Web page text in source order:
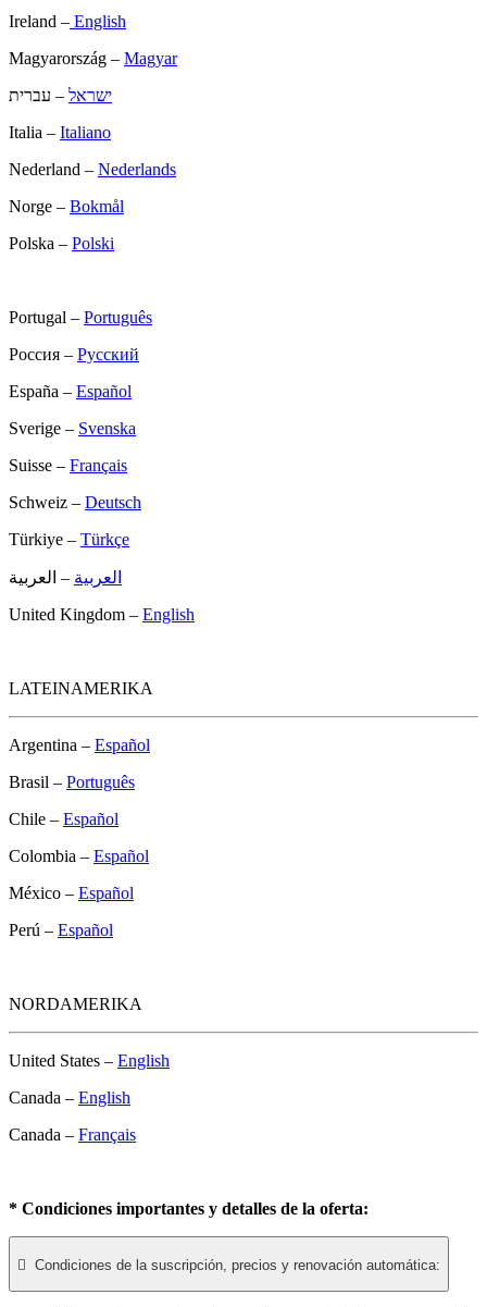
Ireland – English
Magyarország – Magyar
ישראל – עברית
Italia – Italiano
Nederland – Nederlands
Norge – Bokmål
Polska – Polski
Portugal – Português
Россия – Русский
España – Español
Sverige – Svenska
Suisse – Français
Schweiz – Deutsch
Türkiye – Türkçe
العربية – العربية
United Kingdom – English
LATEINAMERIKA
Argentina – Español
Brasil – Português
Chile – Español
Colombia – Español
México – Español
Perú – Español
NORDAMERIKA
United States – English
Canada – English
Canada – Français
* Condiciones importantes y detalles de la oferta:
 Condiciones de la suscripción, precios y renovación automática: